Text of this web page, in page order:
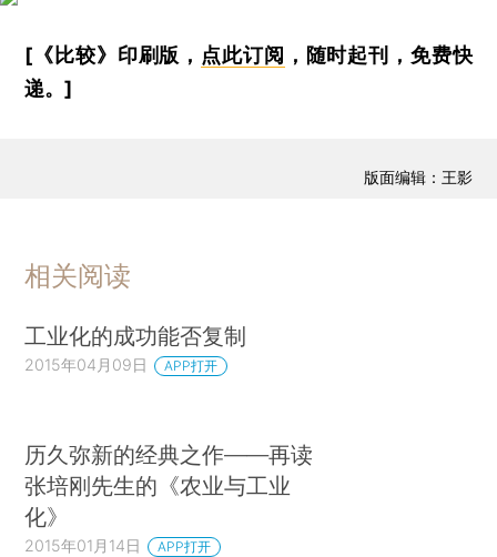
[《比较》印刷版， 点此订阅 ，随时起刊，免费快
递。]
版面编辑：王影
相关阅读
工业化的成功能否复制
2015年04月09日 APP打开
历久弥新的经典之作——再读
张培刚先生的《农业与工业
化》
2015年01月14日 APP打开